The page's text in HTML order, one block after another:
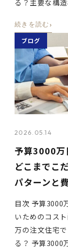
る？主要な構
続きを読む ›
ブログ
2026.05.14
予算3000万
どこまでこ
パターンと
目次 予算3000
いためのコス
万の注文住宅
る？ 予算3000